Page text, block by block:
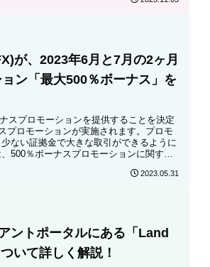
が、2023年6月と7月の2ヶ月
ン「最大500％ボーナス」を
スプロモーションを提供することを決定
プロモーションが実施されます。プロモ
ない証拠金で大きな取引ができるように
500％ボーナスプロモーションに関する
2023.05.31
ントポータルにある「Land
いて詳しく解説！